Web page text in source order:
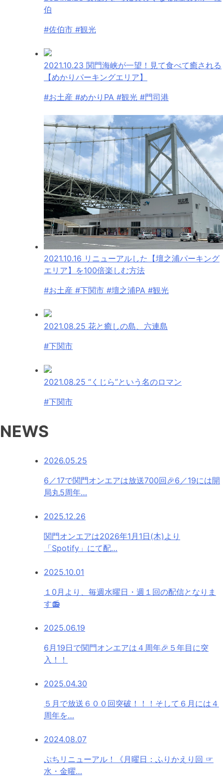
伯
#佐伯市 #観光
2021.10.23 関門海峡が一望！見て食べて癒される
【めかりパーキングエリア】
#お土産 #めかりPA #観光 #門司港
2021.10.16 リニューアルした【壇之浦パーキング
エリア】を100倍楽しむ方法
#お土産 #下関市 #壇之浦PA #観光
2021.08.25 花と癒しの島、六連島
#下関市
2021.08.25 “くじら”という名のロマン
#下関市
NEWS
2026.05.25
6／17で関門オンエアは放送700回🎉6／19には開
局丸5周年…
2025.12.26
関門オンエアは2026年1月1日(木)より
「Spotify」にて配…
2025.10.01
１0月より、毎週水曜日・週１回の配信となりま
す📻
2025.06.19
6月19日で関門オンエアは４周年🎉５年目に突
入！！
2025.04.30
５月で放送６００回突破！！！そして６月には４
周年を…
2024.08.07
ぷちリニューアル！《月曜日：ふりかえり回 ☞
水・金曜…